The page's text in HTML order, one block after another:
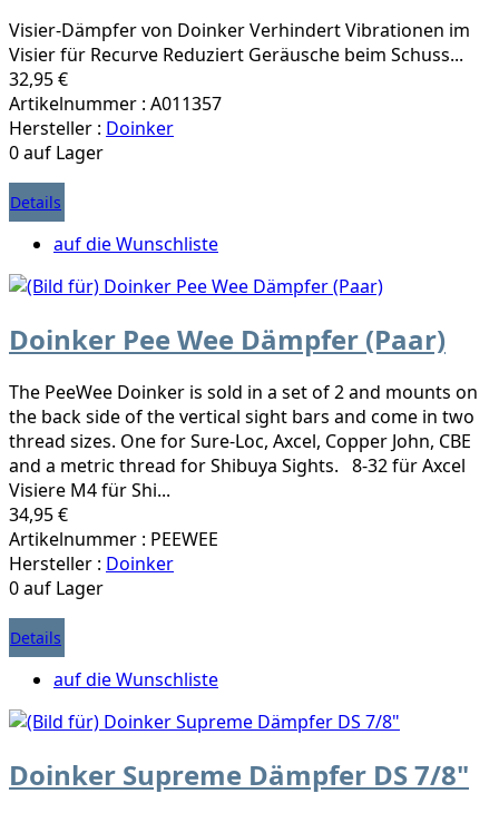
Visier-Dämpfer von Doinker Verhindert Vibrationen im
Visier für Recurve Reduziert Geräusche beim Schuss...
32,95 €
Artikelnummer : A011357
Hersteller : Doinker
0 auf Lager
Details
auf die Wunschliste
Doinker Pee Wee Dämpfer (Paar)
The PeeWee Doinker is sold in a set of 2 and mounts on
the back side of the vertical sight bars and come in two
thread sizes. One for Sure-Loc, Axcel, Copper John, CBE
and a metric thread for Shibuya Sights. 8-32 für Axcel
Visiere M4 für Shi...
34,95 €
Artikelnummer : PEEWEE
Hersteller : Doinker
0 auf Lager
Details
auf die Wunschliste
Doinker Supreme Dämpfer DS 7/8"